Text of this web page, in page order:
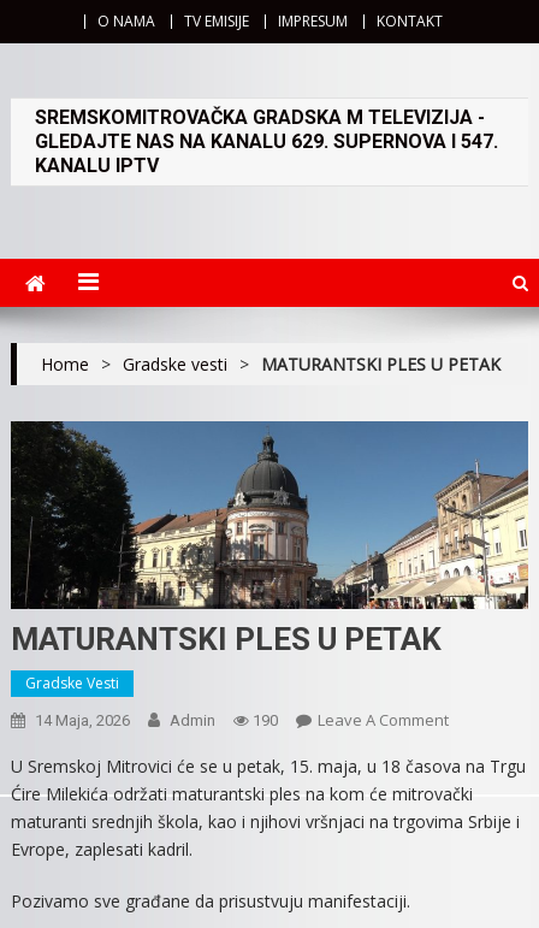
O NAMA TV EMISIJE IMPRESUM KONTAKT
SREMSKOMITROVAČKA GRADSKA M TELEVIZIJA -
GLEDAJTE NAS NA KANALU 629. SUPERNOVA I 547.
KANALU IPTV
Home > Gradske vesti > MATURANTSKI PLES U PETAK
MATURANTSKI PLES U PETAK
Gradske Vesti
14 Maja, 2026 Admin 190 Leave A CommentOn
PLES
U
PETAK
U Sremskoj Mitrovici će se u petak, 15. maja, u 18 časova na Trgu
Ćire Milekića održati maturantski ples na kom će mitrovački
maturanti srednjih škola, kao i njihovi vršnjaci na trgovima Srbije i
Evrope, zaplesati kadril.
Pozivamo sve građane da prisustvuju manifestaciji.